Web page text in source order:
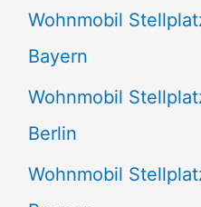
:
Wohnmobil
Bayern
Wohnmobil
Berlin
Wohnmobil